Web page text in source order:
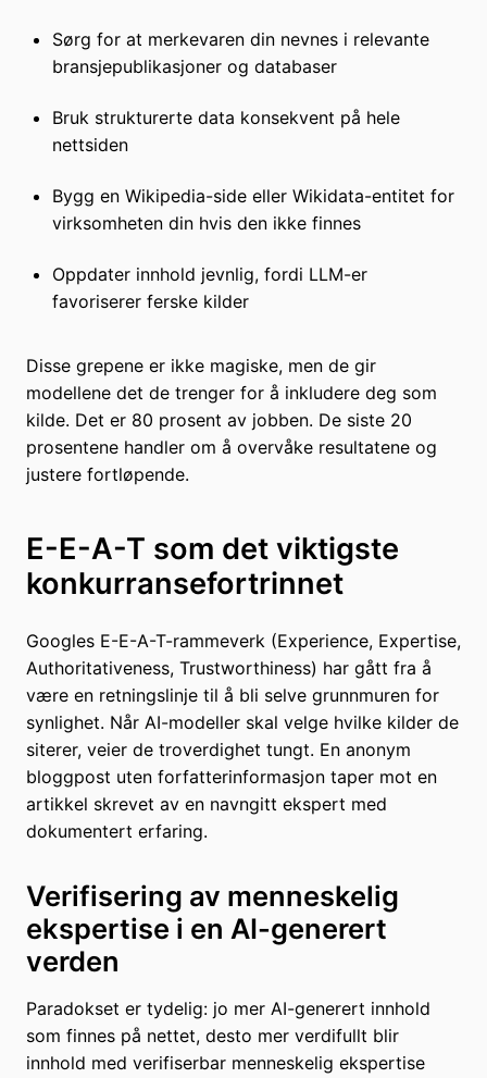
Sørg for at merkevaren din nevnes i relevante
bransjepublikasjoner og databaser
Bruk strukturerte data konsekvent på hele
nettsiden
Bygg en Wikipedia-side eller Wikidata-entitet for
virksomheten din hvis den ikke finnes
Oppdater innhold jevnlig, fordi LLM-er
favoriserer ferske kilder
Disse grepene er ikke magiske, men de gir
modellene det de trenger for å inkludere deg som
kilde. Det er 80 prosent av jobben. De siste 20
prosentene handler om å overvåke resultatene og
justere fortløpende.
E-E-A-T som det viktigste
konkurransefortrinnet
Googles E-E-A-T-rammeverk (Experience, Expertise,
Authoritativeness, Trustworthiness) har gått fra å
være en retningslinje til å bli selve grunnmuren for
synlighet. Når AI-modeller skal velge hvilke kilder de
siterer, veier de troverdighet tungt. En anonym
bloggpost uten forfatterinformasjon taper mot en
artikkel skrevet av en navngitt ekspert med
dokumentert erfaring.
Verifisering av menneskelig
ekspertise i en AI-generert
verden
Paradokset er tydelig: jo mer AI-generert innhold
som finnes på nettet, desto mer verdifullt blir
innhold med verifiserbar menneskelig ekspertise